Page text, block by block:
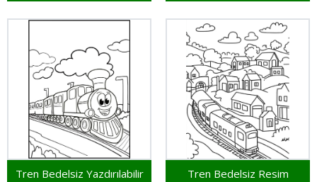
Tren Bedelsiz Yazdırılabilir Tren Bedelsiz Resim